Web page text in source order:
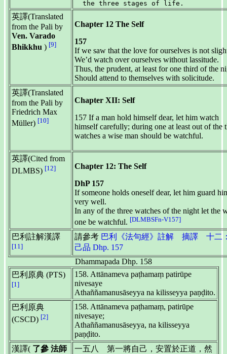
英譯(Translated
from the Pali by
Ven. Varado
Bhikkhu ) [9]
Chapter 12 The Self
157
If we saw that the love for ourselves is not
We’d watch over ourselves without lassitude.
Thus, the prudent, at least for one third of the
Should attend to themselves with solicitude.
英譯(Translated
from the Pali by
Friedrich Max
Müller) [10]
Chapter XII: Self
157 If a man hold himself dear, let him watch
himself carefully; during one at least out of the
watches a wise man should be watchful.
英譯(Cited from
DLMBS) [12]
Chapter 12: The Self
DhP 157
If someone holds oneself dear, let him guard
very well.
In any of the three watches of the night let the
one be watchful. [DLMBSFn-V157]
巴利註解漢譯
[11]
請參考 巴利《法句經》註解 摘譯 十二
己品 Dhp. 157
Dhammapada Dhp. 158
巴利原典 (PTS)
[1]
158. Attānameva paṭhamaṃ patirūpe
nivesaye
Athaññamanusāseyya na kilisseyya paṇḍito.
巴利原典
(CSCD) [2]
158. Attānameva paṭhamaṃ, patirūpe
nivesaye;
Athaññamanusāseyya, na kilisseyya
paṇḍito.
漢譯( 了參 法師
一五八 第一將自己，安置於正道，然